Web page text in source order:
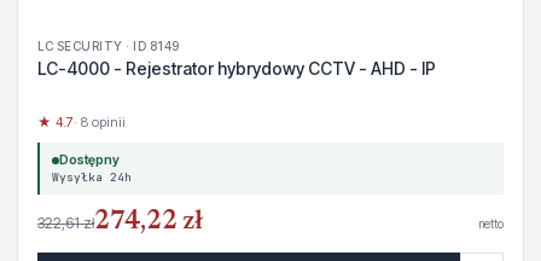
LC SECURITY · ID 8149
LC-4000 - Rejestrator hybrydowy CCTV - AHD - IP
★ 4.7· 8 opinii
Dostępny
Wysyłka 24h
322,61 zł274,22 zł netto